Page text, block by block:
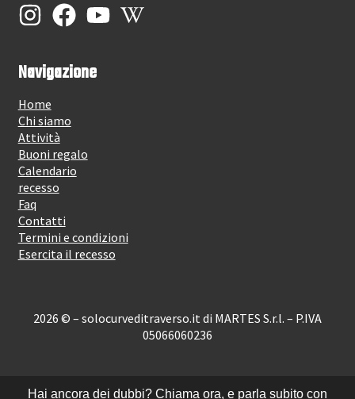
Navigazione
Home
Chi siamo
Attività
Buoni regalo
Calendario
recesso
Faq
Contatti
Termini e condizioni
Esercita il recesso
2026 © – solocurveditraverso.it di MARTES S.r.l. – P.IVA
05066060236
Hai ancora dei dubbi? Chiama ora, e parla subito con